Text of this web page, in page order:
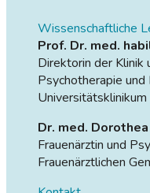
Wissenschaftliche
Prof. Dr. med.
Direktorin der Klinik
Psychotherapie
Dr. med.
Frauenärztin und
Frauenärztlichen